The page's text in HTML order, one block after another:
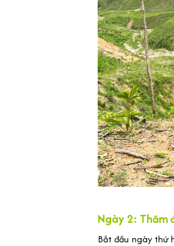
Ngày 2: Thăm
Bắt đầu ngày thứ